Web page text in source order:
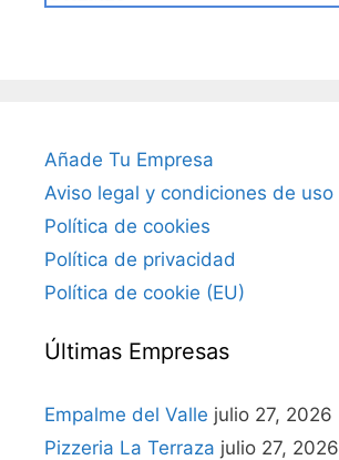
Añade Tu Empresa
Aviso legal y condiciones de uso
Política de cookies
Política de privacidad
Política de cookie (EU)
Últimas Empresas
Empalme del Valle julio 27, 2026
Pizzeria La Terraza julio 27, 2026